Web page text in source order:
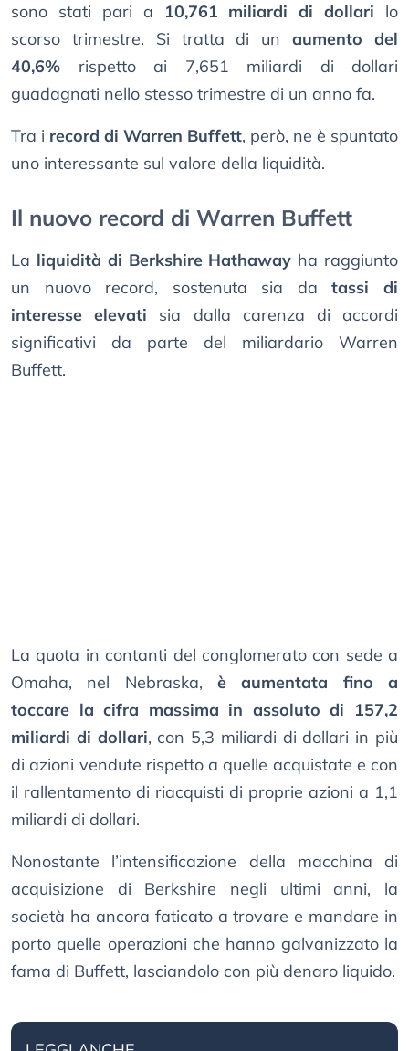
sono stati pari a
10,761 miliardi di dollari lo
scorso trimestre. Si tratta di unaumento del
40,6% rispetto ai 7,651 miliardi di dollari
guadagnati nello stesso trimestre di un anno fa.
Tra i record di Warren Buffett, però, ne è spuntato
uno interessante sul valore della liquidità.
Il nuovo record di Warren Buffett
La liquidità di Berkshire Hathaway ha raggiunto
un nuovo record, sostenuta sia datassi di
interesse elevati sia dalla carenza di accordi
significativi da parte del miliardario Warren
Buffett.
La quota in contanti del conglomerato con sede a
Omaha, nel Nebraska, è aumentata fino a
toccare la cifra massima in assoluto di 157,2
miliardi di dollari, con 5,3 miliardi di dollari in più
di azioni vendute rispetto a quelle acquistate e con
il rallentamento di riacquisti di proprie azioni a 1,1
miliardi di dollari.
Nonostante l’intensificazione della macchina di
acquisizione di Berkshire negli ultimi anni, la
società ha ancora faticato a trovare e mandare in
porto quelle operazioni che hanno galvanizzato la
fama di Buffett, lasciandolo con più denaro liquido.